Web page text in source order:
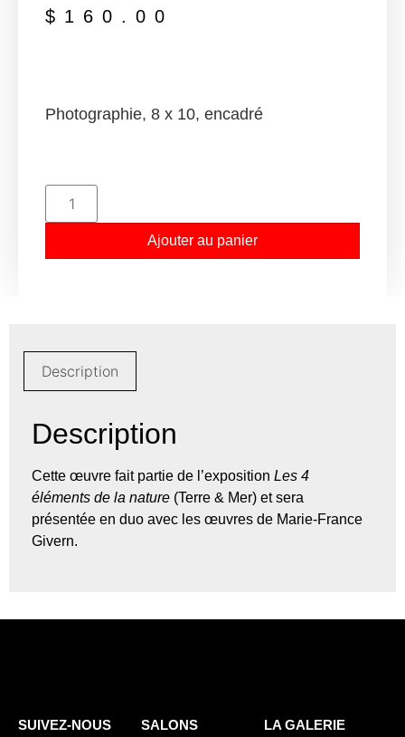
$ 160.00
Photographie, 8 x 10, encadré
Ajouter au panier
Description
Description
Cette œuvre fait partie de l’exposition Les 4
éléments de la nature (Terre & Mer) et sera
présentée en duo avec les œuvres de Marie-France
Givern.
SUIVEZ-NOUS SALONS LA GALERIE